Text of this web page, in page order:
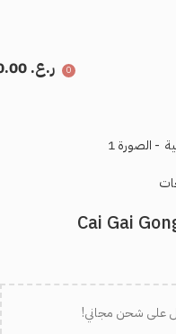
0 ر.ع.
على شحن مجاني!